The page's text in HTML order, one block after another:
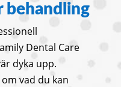
behandling
Dental Care
dyka upp.
vad du kan